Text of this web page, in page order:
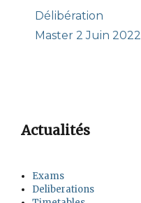
navigation
Previous
post:
Délibération
Master 2 Juin 2022
Actualités
Exams
Deliberations